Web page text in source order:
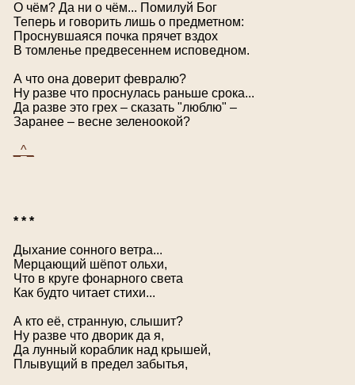
О чём? Да ни о чём... Помилуй Бог
Теперь и говорить лишь о предметном:
Проснувшаяся почка прячет вздох
В томленье предвесеннем исповедном.
А что она доверит февралю?
Ну разве что проснулась раньше срока...
Да разве это грех – сказать "люблю" –
Заранее – весне зеленоокой?
_^_
* * *
Дыхание сонного ветра...
Мерцающий шёпот ольхи,
Что в круге фонарного света
Как будто читает стихи...
А кто её, странную, слышит?
Ну разве что дворик да я,
Да лунный кораблик над крышей,
Плывущий в предел забытья,